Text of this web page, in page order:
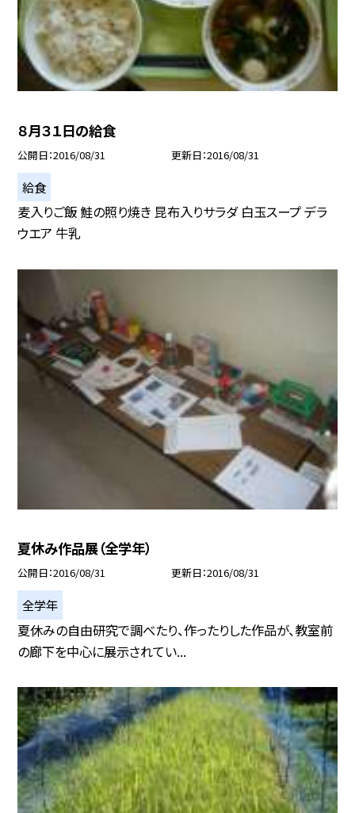
８月３１日の給食
公開日 2016/08/31 更新日 2016/08/31
給食
麦入りご飯 鮭の照り焼き 昆布入りサラダ 白玉スープ デラ
ウエア 牛乳
夏休み作品展（全学年）
公開日 2016/08/31 更新日 2016/08/31
全学年
夏休みの自由研究で調べたり、作ったりした作品が、教室前
の廊下を中心に展示されてい...